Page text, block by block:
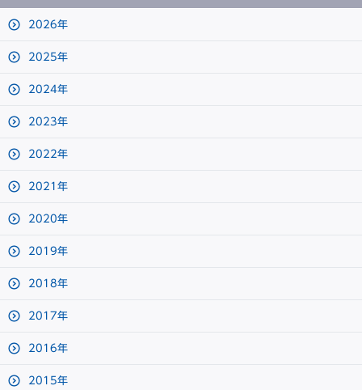
2026年
2025年
2024年
2023年
2022年
2021年
2020年
2019年
2018年
2017年
2016年
2015年